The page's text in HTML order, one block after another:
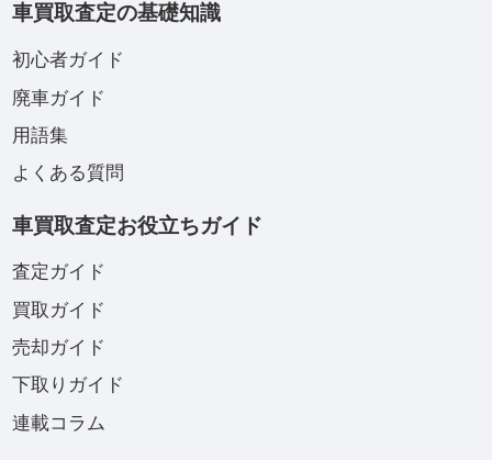
車買取査定の基礎知識
初心者ガイド
廃車ガイド
用語集
よくある質問
車買取査定お役立ちガイド
査定ガイド
買取ガイド
売却ガイド
下取りガイド
連載コラム